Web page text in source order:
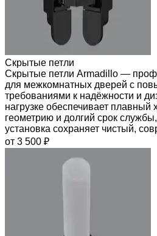
Скрытые петли
Скрытые петли Armadillo —
для межкомнатных дверей с
требованиями к надёжности и
нагрузке обеспечивает плавный
геометрию и долгий срок
установка сохраняет чистый,
от 3 500 ₽